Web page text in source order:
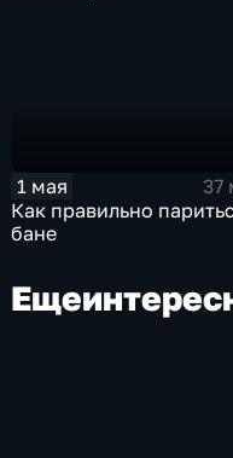
1 мая
37
Как правильно
бане
Еще